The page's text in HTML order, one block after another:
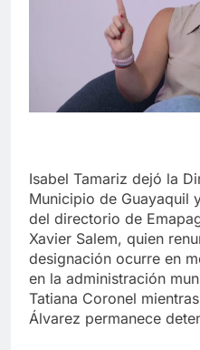
Isabel Tamariz dejó la
Municipio de Guayaquil
del directorio de
Xavier Salem, quien
designación ocurre en
en la administración
Tatiana Coronel
Álvarez permanece